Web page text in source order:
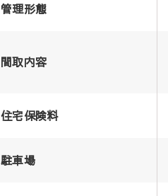
管理形態
間取内容
住宅保険料
駐車場